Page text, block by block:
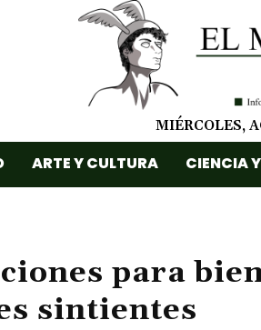
MIÉRCOLES,
ARTE Y CULTURA CIENCIA
para
sintientes